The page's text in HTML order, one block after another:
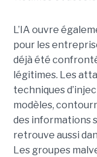
L’IA ouvre
pour les
déjà été
légitimes. Les
techniques
modèles,
des informations
retrouve aussi
Les groupes